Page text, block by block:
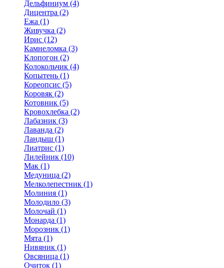
Дельфиниум (4)
Дицентра (2)
Ежа (1)
Живучка (2)
Ирис (12)
Камнеломка (3)
Клопогон (2)
Колокольчик (4)
Копытень (1)
Кореопсис (5)
Коровяк (2)
Котовник (5)
Кровохлебка (2)
Лабазник (3)
Лаванда (2)
Ландыш (1)
Лиатрис (1)
Лилейник (10)
Мак (1)
Медуница (2)
Мелколепестник (1)
Молиния (1)
Молодило (3)
Молочай (1)
Монарда (1)
Морозник (1)
Мята (1)
Нивяник (1)
Овсяница (1)
Очиток (1)